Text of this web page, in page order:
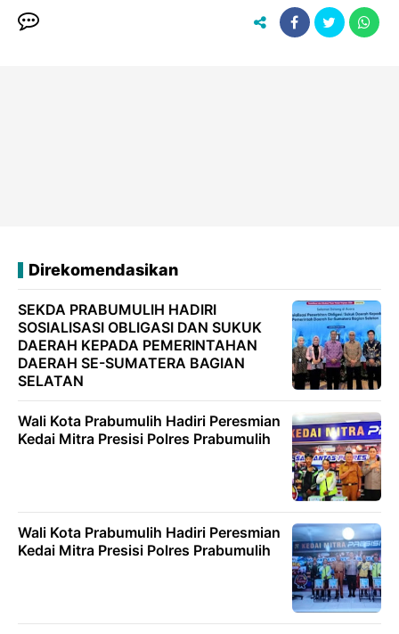
Direkomendasikan
SEKDA PRABUMULIH HADIRI
SOSIALISASI OBLIGASI DAN SUKUK
DAERAH KEPADA PEMERINTAHAN
DAERAH SE-SUMATERA BAGIAN
SELATAN
Wali Kota Prabumulih Hadiri Peresmian
Kedai Mitra Presisi Polres Prabumulih
Wali Kota Prabumulih Hadiri Peresmian
Kedai Mitra Presisi Polres Prabumulih